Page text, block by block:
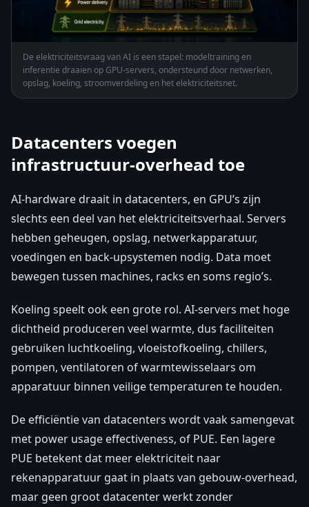
De elektriciteitsvraag van AI is een stapel: modeltraining en
inferentie draaien op GPU-servers, ondersteund door netwerken,
opslag, koeling, stroomverdeling en het elektriciteitsnet.
Datacenters voegen
infrastructuur-overhead toe
AI-hardware draait in datacenters, en GPU’s zijn
slechts een deel van het elektriciteitsverhaal. Servers
hebben geheugen, opslag, netwerkapparatuur,
voedingen en back-upsystemen nodig. Data moet
bewegen tussen machines, racks en soms regio’s.
Koeling speelt ook een grote rol. AI-servers met hoge
dichtheid produceren veel warmte, dus faciliteiten
gebruiken luchtkoeling, vloeistofkoeling, chillers,
pompen, ventilatoren of warmtewisselaars om
apparatuur binnen veilige temperaturen te houden.
De efficiëntie van datacenters wordt vaak samengevat
met power usage effectiveness, of PUE. Een lagere
PUE betekent dat meer elektriciteit naar
rekenapparatuur gaat in plaats van gebouw-overhead,
maar geen groot datacenter werkt zonder